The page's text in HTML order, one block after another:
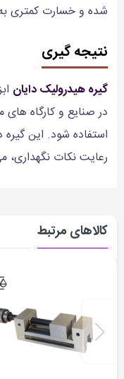
شده و خسارت کمتری
نتیجه گیری
گیره هیدرولیک دایان
در صنایع و کارگاه
استفاده شود. این
رعایت نکات نگهداری،
کالاهای مرتبط